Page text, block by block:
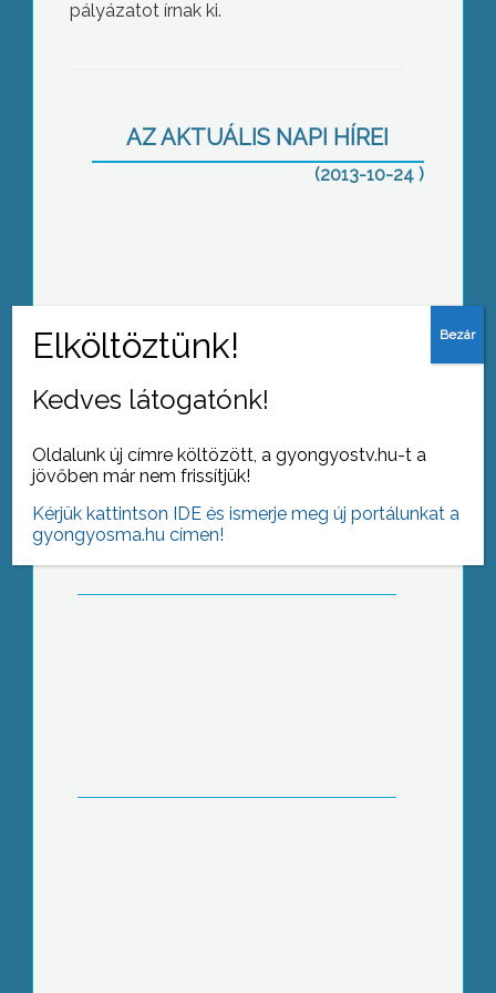
pályázatot írnak ki.
AZ AKTUÁLIS NAPI HÍREI
(2013-10-24 )
Gyöngyösön
Tündéreket avattak az oviban
Õsszel befejeződnek a gyöngyösi
útfelújítások
A Jobbik szerint tarthatatlan a megyei
A hősökre emlékezett Jászárokszállás
Kedves látogatónk!
Oldalunk új címre költözött, a gyongyostv.hu-t a
jövőben már nem frissítjük!
Kérjük kattintson IDE és ismerje meg új portálunkat a
gyongyosma.hu címen!